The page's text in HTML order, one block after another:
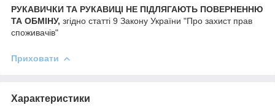
РУКАВИЧКИ ТА РУКАВИЦІ НЕ ПІДЛЯГАЮТЬ ПОВЕРНЕННЮ
ТА ОБМІНУ, згідно статті 9 Закону України "Про захист прав
споживачів"
Приховати
Характеристики